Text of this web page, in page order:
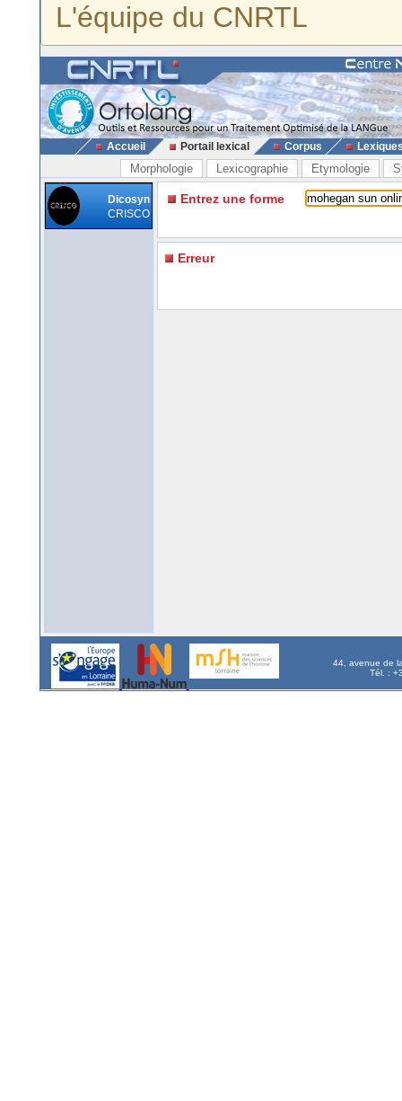
L'équipe du CNRTL
Accueil Portail lexical Corpus
Morphologie Lexicographie Etymologie
Dicosyn
CRISCO
Entrez une forme
Erreur
44, avenue de
Tél. :